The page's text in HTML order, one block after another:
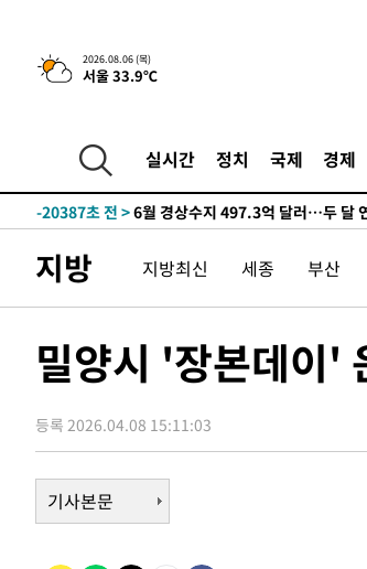
2026.08.06 (목)
서울 33.9℃
실시간 정치 국제 경제
-27829초 전 >[속보]전남광주 초대 시민추천 부시장
-25390초 전 >서울 열대야 15일째 지속…비공식 '
-23940초 전 >
[속보]코스피, 119.51포인트
-20387초 전 >
-20338초 전 >서울 낮 39도 '폭염중대경보'…40도
-9873초 전 >
[속보] 호르무즈 해협 이란-오만 협상
-8228초 전 >[속보] 이란 대통령 "지금 최고지도자
-30700초 전 >[속보]산업장관 "李정부, 원전 반대
색
-28784초 전 >[속보]산업장관 "美무역법 제301조
상
-28577초 전 >[속보]코스피 매도사이드카 발동
-27849초 전 >
-25410초 전 >서울 열대야 15일째 지속…비공식 '
지방 지방최신 세종 부산
밀양시 '장본데이'
등록 2026.04.08 15:11:03
기사본문